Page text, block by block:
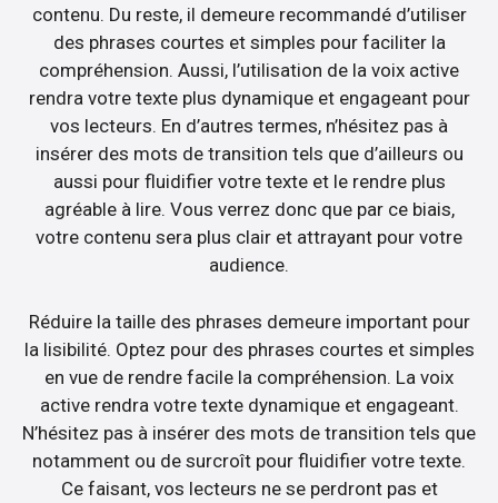
contenu. Du reste, il demeure recommandé d’utiliser
des phrases courtes et simples pour faciliter la
compréhension. Aussi, l’utilisation de la voix active
rendra votre texte plus dynamique et engageant pour
vos lecteurs. En d’autres termes, n’hésitez pas à
insérer des mots de transition tels que d’ailleurs ou
aussi pour fluidifier votre texte et le rendre plus
agréable à lire. Vous verrez donc que par ce biais,
votre contenu sera plus clair et attrayant pour votre
audience.
Réduire la taille des phrases demeure important pour
la lisibilité. Optez pour des phrases courtes et simples
en vue de rendre facile la compréhension. La voix
active rendra votre texte dynamique et engageant.
N’hésitez pas à insérer des mots de transition tels que
notamment ou de surcroît pour fluidifier votre texte.
Ce faisant, vos lecteurs ne se perdront pas et